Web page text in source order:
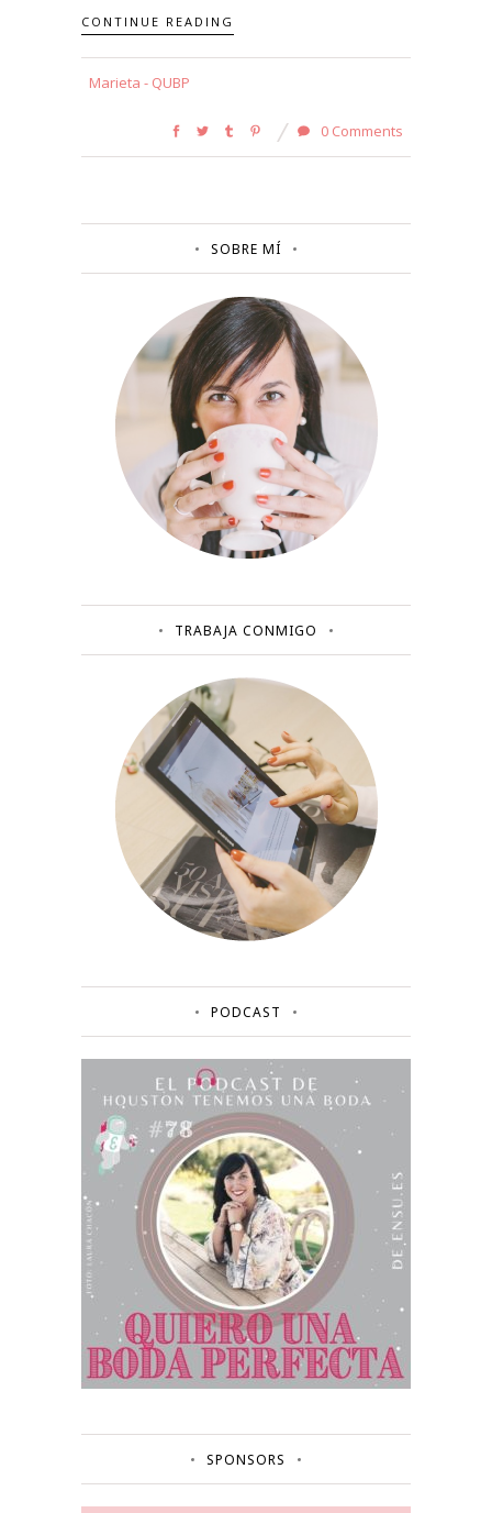
CONTINUE READING
Marieta - QUBP
0 Comments
SOBRE MÍ
TRABAJA CONMIGO
PODCAST
SPONSORS